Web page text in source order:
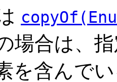
場合は、
を含んで